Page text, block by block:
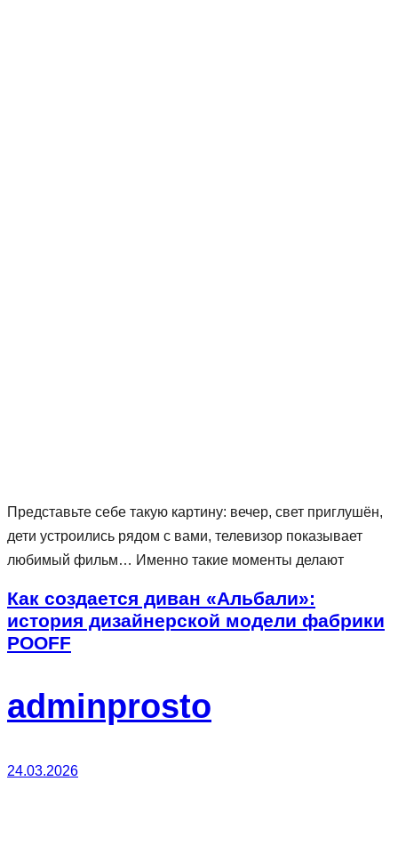
Представьте себе такую картину: вечер, свет приглушён,
дети устроились рядом с вами, телевизор показывает
любимый фильм… Именно такие моменты делают
Как создается диван «Альбали»:
история дизайнерской модели фабрики
POOFF
adminprosto
24.03.2026